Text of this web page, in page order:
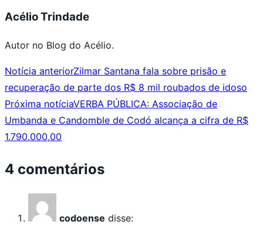
Acélio Trindade
Autor no Blog do Acélio.
Notícia anteriorZilmar Santana fala sobre prisão e
recuperação de parte dos R$ 8 mil roubados de idoso
Próxima notíciaVERBA PÚBLICA: Associação de
Umbanda e Candomble de Codó alcança a cifra de R$
1.790.000,00
4 comentários
codoense disse: